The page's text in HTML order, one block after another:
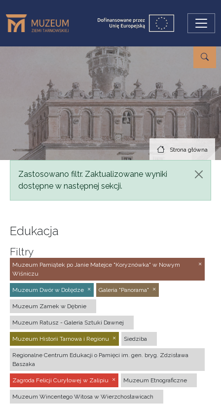
Strona główna
Komunikat
Zastosowano filtr. Zaktualizowane wyniki
dostępne w następnej sekcji.
Edukacja
Filtry
Muzeum Pamiątek po Janie Matejce "Koryznówka" w Nowym
Wiśniczu
Muzeum Dwór w Dołędze Galeria "Panorama"
Muzeum Zamek w Dębnie
Muzeum Ratusz - Galeria Sztuki Dawnej
Muzeum Historii Tarnowa i Regionu Siedziba
Regionalne Centrum Edukacji o Pamięci im. gen. bryg. Zdzisława
Baszaka
Zagroda Felicji Curyłowej w Zalipiu Muzeum Etnograficzne
Muzeum Wincentego Witosa w Wierzchosławicach